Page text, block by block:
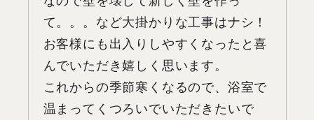
て。。。など大掛かりな工事はナシ！
お客様にも出入りしやすくなったと喜
んでいただき嬉しく思います。
これからの季節寒くなるので、浴室で
温まってくつろいでいただきたいで